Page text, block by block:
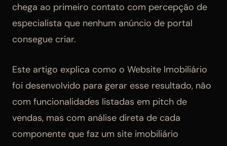
chega ao primeiro contato com percepção de
especialista que nenhum anúncio de portal
consegue criar.
Este artigo explica como o Website Imobiliário
foi desenvolvido para gerar esse resultado, não
com funcionalidades listadas em pitch de
vendas, mas com análise direta de cada
componente que faz um site imobiliário